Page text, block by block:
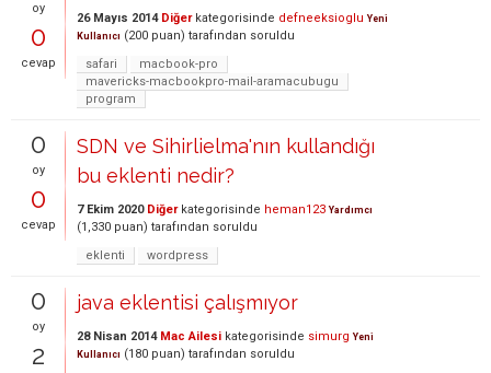
oy
0
cevap
26 Mayıs 2014 Diğerkategorisinde defneeksioglu Yeni
Kullanıcı (200 puan) tarafından soruldu
safari
macbook-pro
mavericks-macbookpro-mail-aramacubugu
program
0
oy
0
cevap
SDN ve Sihirlielma'nın kullandığı
bu eklenti nedir?
7 Ekim 2020 Diğerkategorisinde heman123 Yardımcı
(1,330 puan) tarafından soruldu
eklenti
wordpress
0
oy
2
java eklentisi çalışmıyor
28 Nisan 2014 Mac Ailesi kategorisinde simurg Yeni
Kullanıcı (180 puan) tarafından soruldu